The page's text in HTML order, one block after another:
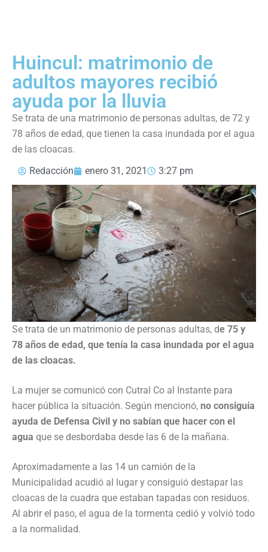
Huincul: matrimonio de
adultos mayores recibió
ayuda por la lluvia
Se trata de una matrimonio de personas adultas, de 72 y
78 años de edad, que tienen la casa inundada por el agua
de las cloacas.
Redacción
enero 31, 2021 3:27 pm
Se trata de un matrimonio de personas adultas, de 75 y
78 años de edad, que tenía la casa inundada por el agua
de las cloacas.
La mujer se comunicó con Cutral Co al Instante para
hacer pública la situación. Según mencionó, no consiguía
ayuda de Defensa Civil y no sabían que hacer con el
agua que se desbordaba desde las 6 de la mañana.
Aproximadamente a las 14 un camión de la
Municipalidad acudió al lugar y consiguió destapar las
cloacas de la cuadra que estaban tapadas con residuos.
Al abrir el paso, el agua de la tormenta cedió y volvió todo
a la normalidad.